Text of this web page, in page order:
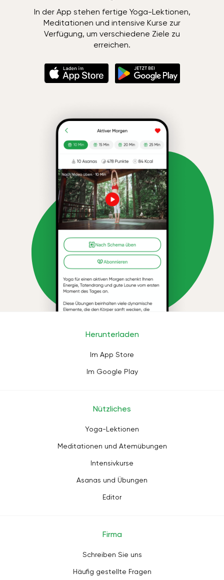
In der App stehen fertige Yoga-Lektionen,
Meditationen und intensive Kurse zur
Verfügung, um verschiedene Ziele zu
erreichen.
Herunterladen
Im App Store
Im Google Play
Nützliches
Yoga-Lektionen
Meditationen und Atemübungen
Intensivkurse
Asanas und Übungen
Editor
Firma
Schreiben Sie uns
Häufig gestellte Fragen